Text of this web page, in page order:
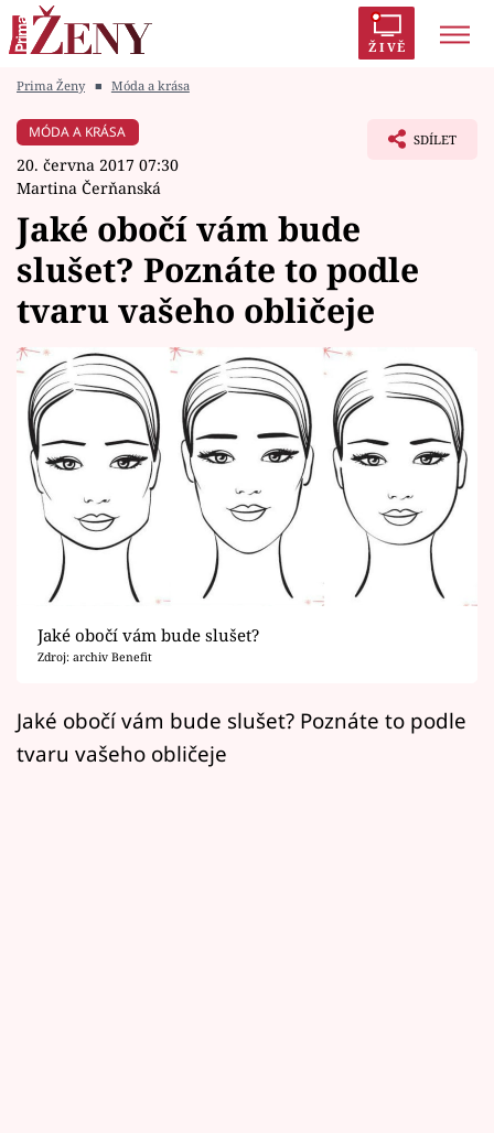
ŽIVĚ
Módní alarm
Témata
Celebrity
Vztahy
Seriály
Horoskopy
Sledujte prima+
Filmový festival Karlovy Vary
Pořady
Mámy sobě
Prima Ženy ■ Móda a krása
MÓDA A KRÁSA
20. června 2017 07:30
Martina Čerňanská
SDÍLET
Jaké obočí vám bude
slušet? Poznáte to podle
tvaru vašeho obličeje
Jaké obočí vám bude slušet?
Zdroj: archiv Benefit
Jaké obočí vám bude slušet? Poznáte to podle
tvaru vašeho obličeje